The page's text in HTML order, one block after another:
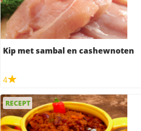
Kip met sambal en cashewnoten
4
RECEPT